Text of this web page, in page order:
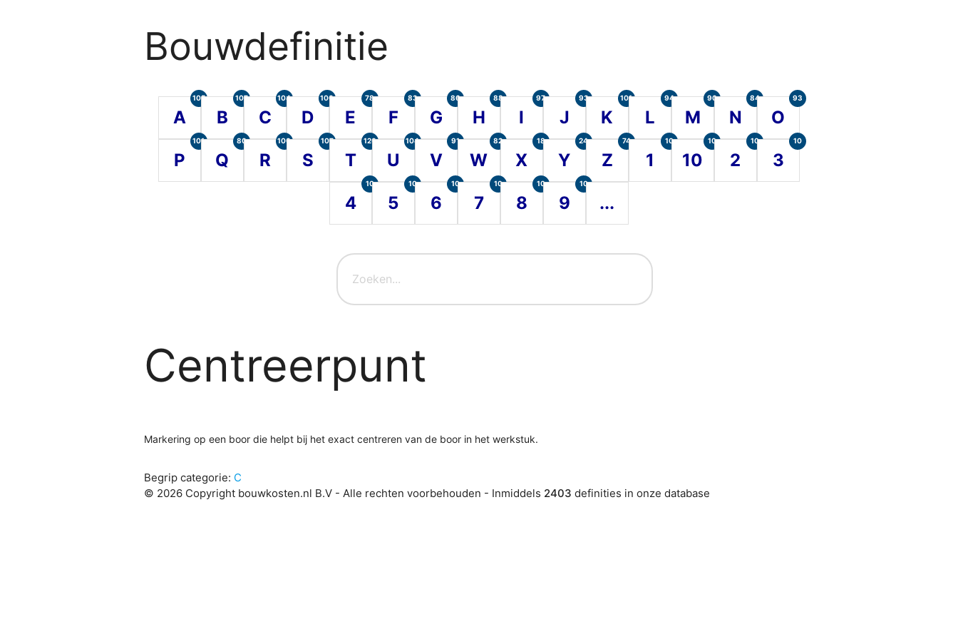
Bouwdefinitie
A
105
B
107
C
104
D
100
E
78
F
83
G
86
H
88
I
97
J
93
K
101
L
94
M
90
N
84
O
93
P
101
Q
80
R
100
S
107
T
120
U
104
V
91
W
82
X
18
Y
24
Z
74
1
10
10
10
2
10
3
10
4
10
5
10
6
10
7
10
8
10
9
10
...
Centreerpunt
Markering op een boor die helpt bij het exact centreren van de boor in het werkstuk.
Begrip categorie: C
© 2026 Copyright bouwkosten.nl B.V - Alle rechten voorbehouden - Inmiddels 2403 definities in onze database